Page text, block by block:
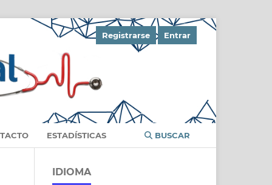
ESTADÍSTICAS BUSCAR
Registrarse Entrar
IDIOMA